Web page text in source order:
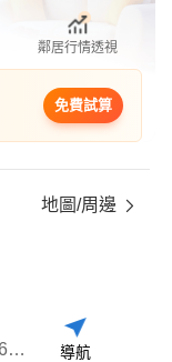
鄰居行情透視
免費試算
地圖/周邊
台北市松山區民生東路五段196號之6 導航